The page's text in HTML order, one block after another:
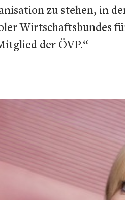
zu stehen, in
Wirtschaftsbundes
der ÖVP.“